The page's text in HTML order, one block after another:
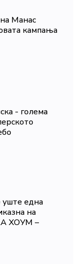
Манас
кампања
- голема
уште една
на
ХОУМ –